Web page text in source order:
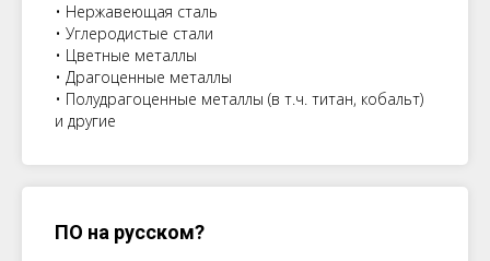
• Нержавеющая сталь
• Углеродистые стали
• Цветные металлы
• Драгоценные металлы
• Полудрагоценные металлы (в т.ч. титан, кобальт)
и другие
ПО на русском?